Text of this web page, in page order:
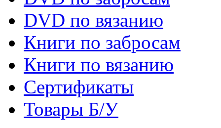
DVD по вязанию
Книги по забросам
Книги по вязанию
Cертификаты
Товары Б/У